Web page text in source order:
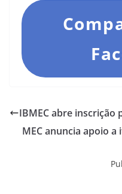
IBMEC abre inscrição
MEC anuncia apoio